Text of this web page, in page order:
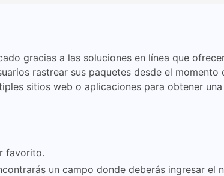
gracias a las soluciones en línea que
rastrear sus paquetes desde el momento
sitios web o aplicaciones para obtener
favorito.
un campo donde deberás ingresar